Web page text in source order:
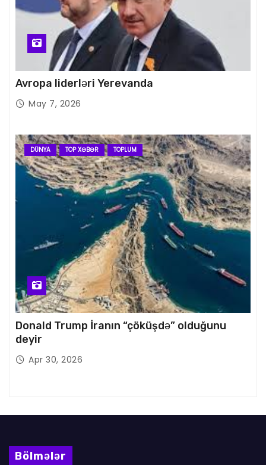
Avropa liderləri Yerevanda
May 7, 2026
DÜNYA TOP XƏBƏR TOPLUM
Donald Trump İranın “çöküşdə” olduğunu
deyir
Apr 30, 2026
Bölmələr